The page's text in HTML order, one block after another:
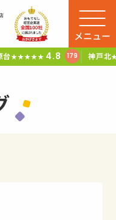
台★★★★★ 4.8 179 神戸北
メニュー